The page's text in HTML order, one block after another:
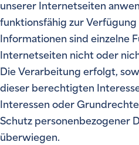
unserer Internetseiten
funktionsfähig zur Verfügung
Informationen sind einzelne
Internetseiten nicht oder
Die Verarbeitung erfolgt,
dieser berechtigten
Interessen oder
Schutz personenbezogener
überwiegen.